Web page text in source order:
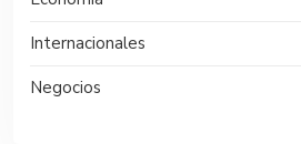
Internacionales
Negocios